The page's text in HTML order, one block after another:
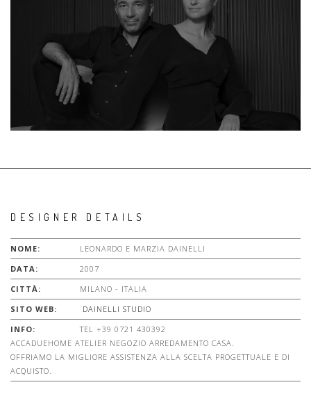
DESIGNER DETAILS
NOME:
LEONARDO E MARZIA DAINELLI
DATA:
2007
CITTÀ:
MILANO - ITALIA
SITO WEB:
DAINELLI STUDIO
INFO:
TEL +39 0721 430392
ACCADUEHOME ATELIER NEGOZIO ARREDAMENTO CASA.
OFFRIAMO LA MIGLIORE ASSISTENZA ALLA SCELTA PROGETTUALE E DI
ACQUISTO.